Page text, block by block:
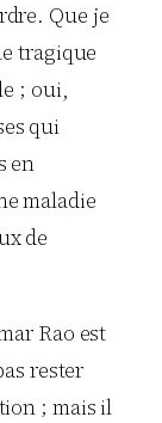
Que je
tragique
; oui,
qui
en
maladie
de
Rao est
rester
; mais il